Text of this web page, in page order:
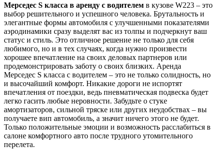
Мерседес S класса в аренду с водителем в кузове W223 – это
выбор решительного и успешного человека. Брутальность и
элегантные формы автомобиля с улучшенными показателями
аэродинамики сразу выделят вас из толпы и подчеркнут ваш
статус и стиль. Это отличное решение не только для себя
любимого, но и в тех случаях, когда нужно произвести
хорошее впечатление на своих деловых партнеров или
продемонстрировать заботу о своих близких. Аренда
Мерседес S класса с водителем – это не только солидность, но
и высочайший комфорт. Никакие дороги не испортят
впечатления от поездки, ведь пневматическая подвеска будет
легко гасить любые неровности. Забудьте о стуке
амортизаторов, сильной тряске или других неудобствах – вы
получаете вип автомобиль, а значит ничего этого не будет.
Только положительные эмоции и возможность расслабиться в
салоне комфортного авто после трудного утомительного
перелета.